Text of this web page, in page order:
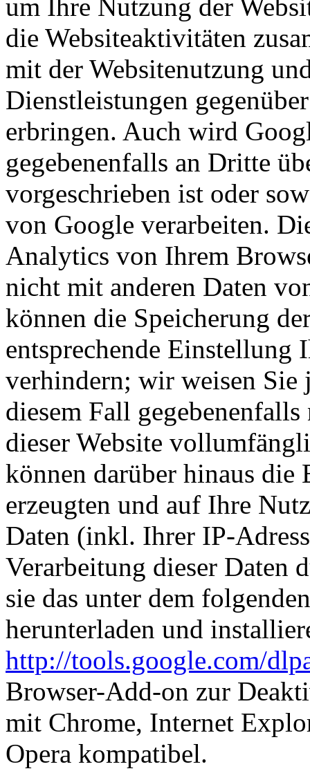
um Ihre Nutzung der
die Websiteaktivitäten
mit der Websitenutzung
Dienstleistungen
erbringen. Auch wird
gegebenenfalls an Dritte
vorgeschrieben ist oder
von Google verarbeiten.
Analytics von Ihrem
nicht mit anderen Daten
können die Speicherung
entsprechende Einstellung
verhindern; wir weisen Sie
diesem Fall
dieser Website
können darüber hinaus die
erzeugten und auf Ihre
Daten (inkl. Ihrer IP-
Verarbeitung dieser Daten
sie das unter dem
herunterladen und
http://tools.google.com/
Browser-Add-on zur
mit Chrome, Internet
Opera kompatibel.